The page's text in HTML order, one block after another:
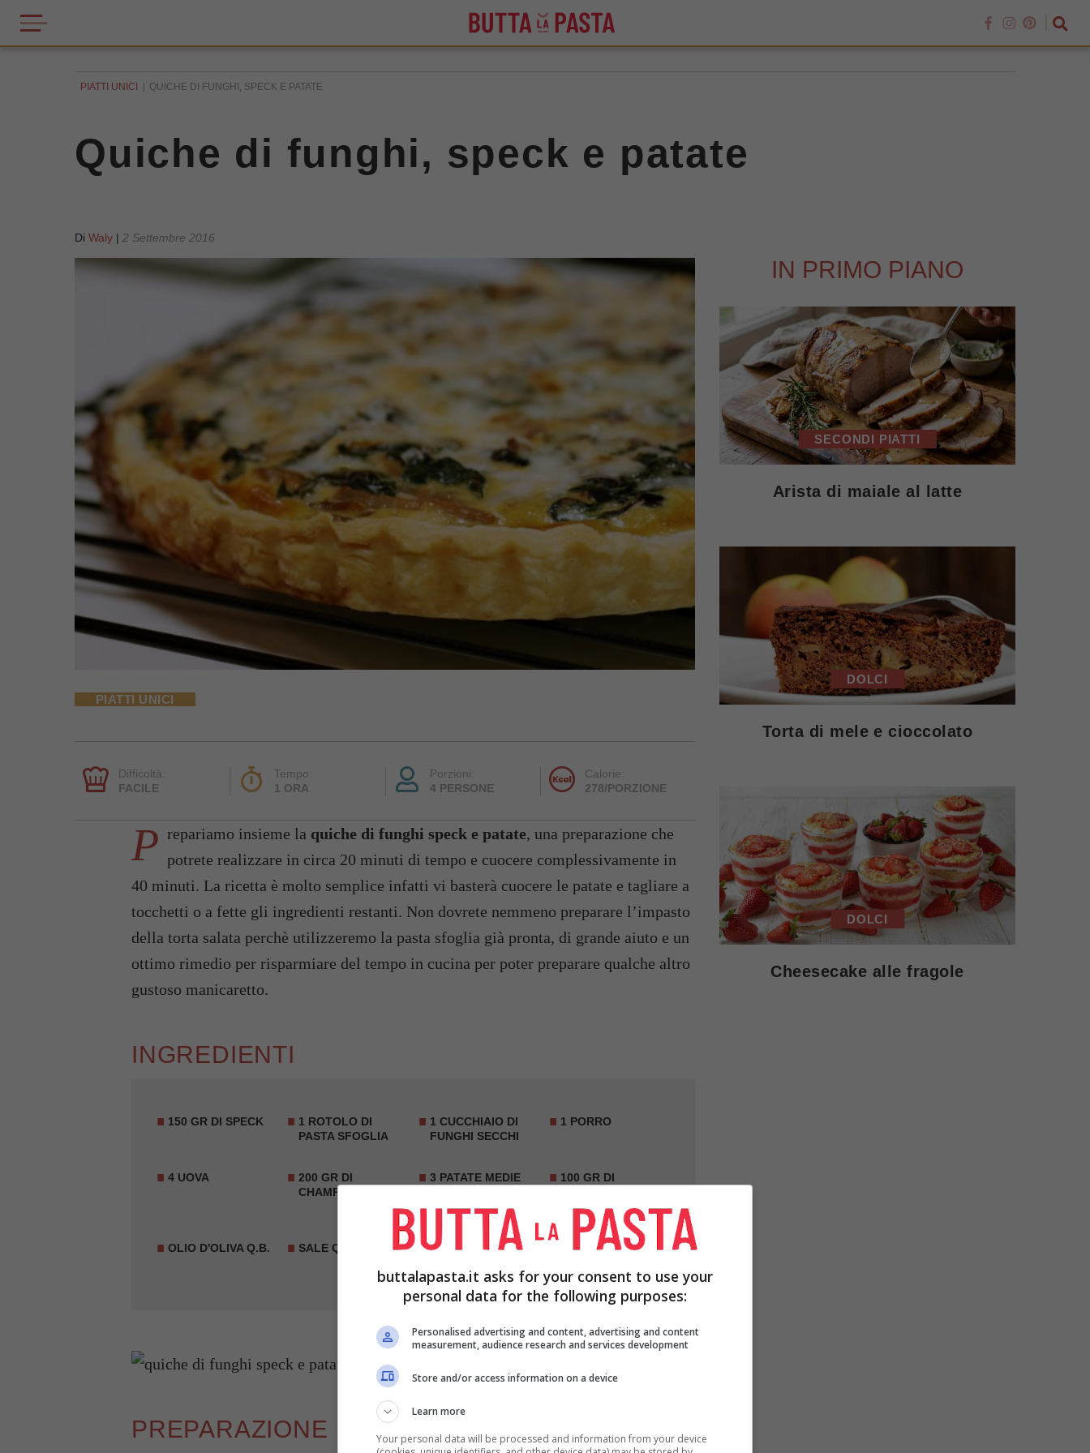
PIATTI UNICI QUICHE DI FUNGHI, SPECK E PATATE
Quiche di funghi, speck e patate
Di Waly | 2 Settembre 2016
PIATTI UNICI
Difficoltà:
FACILE
Tempo:
1 ORA
Porzioni:
4 PERSONE
Calorie:
278/PORZIONE
P repariamo insieme la quiche di funghi speck e patate, una preparazione che
potrete realizzare in circa 20 minuti di tempo e cuocere complessivamente in
40 minuti. La ricetta è molto semplice infatti vi basterà cuocere le patate e tagliare a
tocchetti o a fette gli ingredienti restanti. Non dovrete nemmeno preparare l’impasto
della torta salata perchè utilizzeremo la pasta sfoglia già pronta, di grande aiuto e un
ottimo rimedio per risparmiare del tempo in cucina per poter preparare qualche altro
gustoso manicaretto.
INGREDIENTI
150 GR DI SPECK
1 ROTOLO DI
PASTA SFOGLIA
1 CUCCHIAIO DI
FUNGHI SECCHI
1 PORRO
4 UOVA
200 GR DI
CHAMPIGNON
3 PATATE MEDIE
100 GR DI
GRATTUGIATO
OLIO D'OLIVA Q.B. SALE Q.B. PEPE Q.B.
1 TAZZINA DI
PREPARAZIONE
IN PRIMO PIANO
SECONDI PIATTI
Arista di maiale al latte
DOLCI
Torta di mele e cioccolato
DOLCI
Cheesecake alle fragole
buttalapasta.it asks for your consent to use your
personal data for the following purposes:
Personalised advertising and content, advertising and content
measurement, audience research and services development
Store and/or access information on a device
Learn more
Your personal data will be processed and information from your device